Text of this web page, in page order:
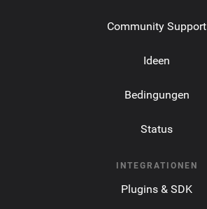
Community Support
Ideen
Bedingungen
Status
INTEGRATIONEN
Plugins & SDK